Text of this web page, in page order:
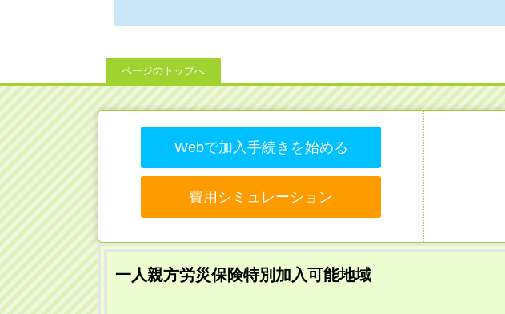
ページのトップへ
Webで加入手続きを始める
費用シミュレーション
一人親方労災保険特別加入可能地域